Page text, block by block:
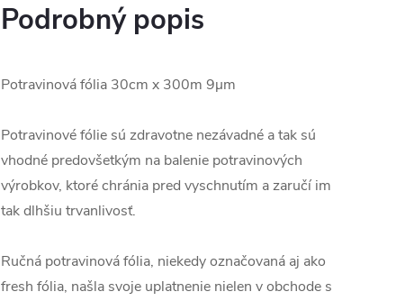
Podrobný popis
Potravinová fólia 30cm x 300m 9µm
Potravinové fólie sú zdravotne nezávadné a tak sú
vhodné predovšetkým na balenie potravinových
výrobkov, ktoré chránia pred vyschnutím a zaručí im
tak dlhšiu trvanlivosť.
Ručná potravinová fólia, niekedy označovaná aj ako
fresh fólia, našla svoje uplatnenie nielen v obchode s